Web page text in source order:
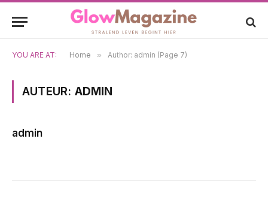
YOU ARE AT: Home » Author: admin (Page 7)
AUTEUR: ADMIN
admin